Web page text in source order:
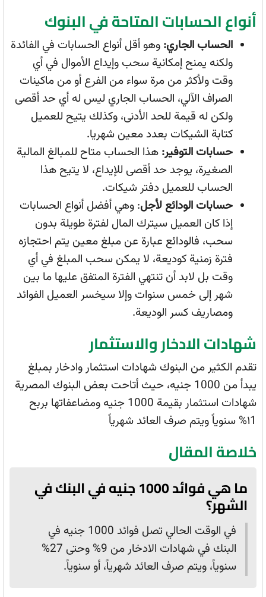
أنواع الحسابات المتاحة في البنوك
الحساب الجاري: وهو أقل أنواع الحسابات في الفائدة
ولكنه يمنح إمكانية سحب وإيداع الأموال في أي
وقت ولأكثر من مرة سواء من الفرع أو من ماكينات
الصراف الآلي، الحساب الجاري ليس له أي حد أقصى
ولكن له قيمة للحد الأدنى، وكذلك يتيح للعميل
كتابة الشيكات بعدد معين شهريا.
حسابات التوفير: هذا الحساب متاح للمبالغ المالية
الصغيرة، يوجد حد أقصى للإيداع، لا يتيح هذا
الحساب للعميل دفتر شيكات.
حسابات الودائع لأجل: وهي أفضل أنواع الحسابات
إذا كان العميل سيترك المال لفترة طويلة بدون
سحب، فالودائع عبارة عن مبلغ معين يتم احتجازه
فترة زمنية كوديعة، لا يمكن سحب المبلغ في أي
وقت بل لابد أن تنتهي الفترة المتفق عليها ما بين
شهر إلى خمس سنوات وإلا سيخسر العميل الفوائد
ومصاريف كسر الوديعة.
شهادات الادخار والاستثمار
تقدم الكثير من البنوك شهادات استثمار وادخار بمبلغ
يبدأ من 1000 جنيه، حيث أتاحت بعض البنوك المصرية
شهادات استثمار بقيمة 1000 جنيه ومضاعفاتها بربح
١1% سنوياً ويتم صرف العائد شهرياً
خلاصة المقال
ما هي فوائد 1000 جنيه في البنك في
الشهر؟
في الوقت الحالي تصل فوائد 1000 جنيه في
البنك في شهادات الادخار من 9% وحتى 27%
سنوياً، ويتم صرف العائد شهرياً، أو سنوياً.